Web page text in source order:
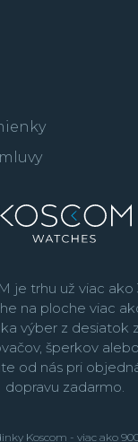
je trhu už viac ako
na ploche viac
výber z desiatok
šperkov
od nás pri
dopravu zadarmo.
Koscom - viac ako